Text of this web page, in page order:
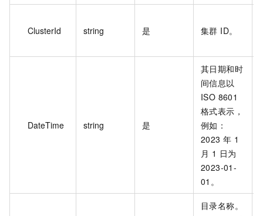
ClusterId string 是 集群 ID。
DateTime string 是
其日期和时
间信息以
ISO 8601
格式表示，
例如：
2023 年 1
月 1 日为
2023-01-
01。
目录名称。